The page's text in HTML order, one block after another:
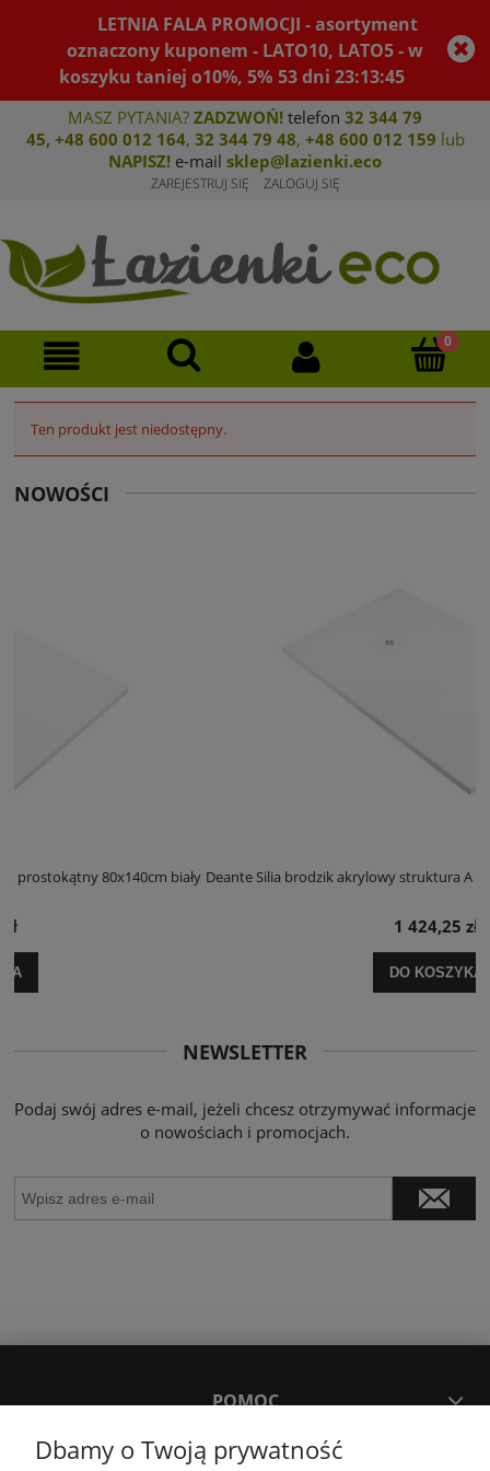
LETNIA FALA PROMOCJI - asortyment
oznaczony kuponem - LATO10, LATO5 - w
koszyku taniej o10%, 5% 53dni23:13:45
MASZ PYTANIA? ZADZWOŃ! telefon 32 344 79
45, +48 600 012 164, 32 344 79 48, +48 600 012 159 lub
NAPISZ! e-mail sklep@lazienki.eco
ZAREJESTRUJ SIĘ ZALOGUJ SIĘ
Ten produkt jest niedostępny.
NOWOŚCI
Deante Silia brodzik akrylowy struktura A prostokątny 100x120cm biały
NEWSLETTER
Podaj swój adres e-mail, jeżeli chcesz otrzymywać informacje
o nowościach i promocjach.
POMOC
Dbamy o Twoją prywatność